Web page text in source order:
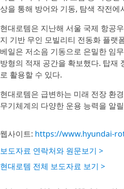
상을 통해 방어와 기동, 탐색 작전
현대로템은 지난해 서울 국제 항공
지 기반 무인 모빌리티 전동화 플랫
베일은 저소음 기동으로 은밀한 임
방형의 적재 공간을 확보했다. 탑재
로 활용할 수 있다.
현대로템은 급변하는 미래 전장 환
무기체계의 다양한 운용 능력을 알
웹사이트: https://www.hyundai-
보도자료 연락처와 원문보기 >
현대로템 전체 보도자료 보기 >